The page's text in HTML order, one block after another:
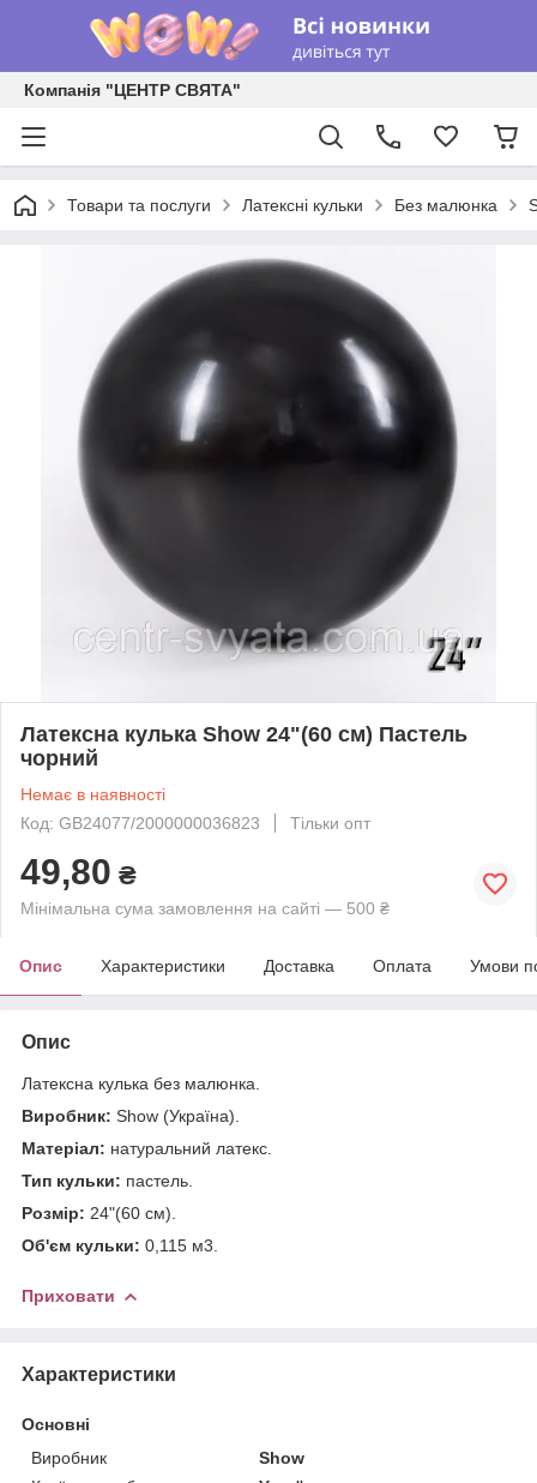
Компанія "ЦЕНТР СВЯТА"
Товари та послуги Латексні кульки Без малюнка
Латексна кулька Show 24"(60 см) Пастель
чорний
Немає в наявності
Код: GB24077/2000000036823
Тільки опт
49,80 ₴
Мінімальна сума замовлення на сайті — 500 ₴
Опис Характеристики Доставка Оплата Умови
Опис
Латексна кулька без малюнка.
Виробник: Show (Україна).
Матеріал: натуральний латекс.
Тип кульки: пастель.
Розмір: 24"(60 см).
Об'єм кульки: 0,115 м3.
Приховати
Характеристики
Основні
Виробник
Show